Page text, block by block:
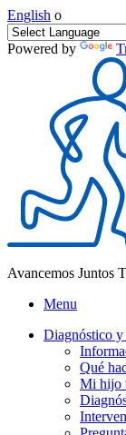
English o
Powered by
Avancemos Juntos
Menu
Diagnóstico y
Qué
Mi hijo